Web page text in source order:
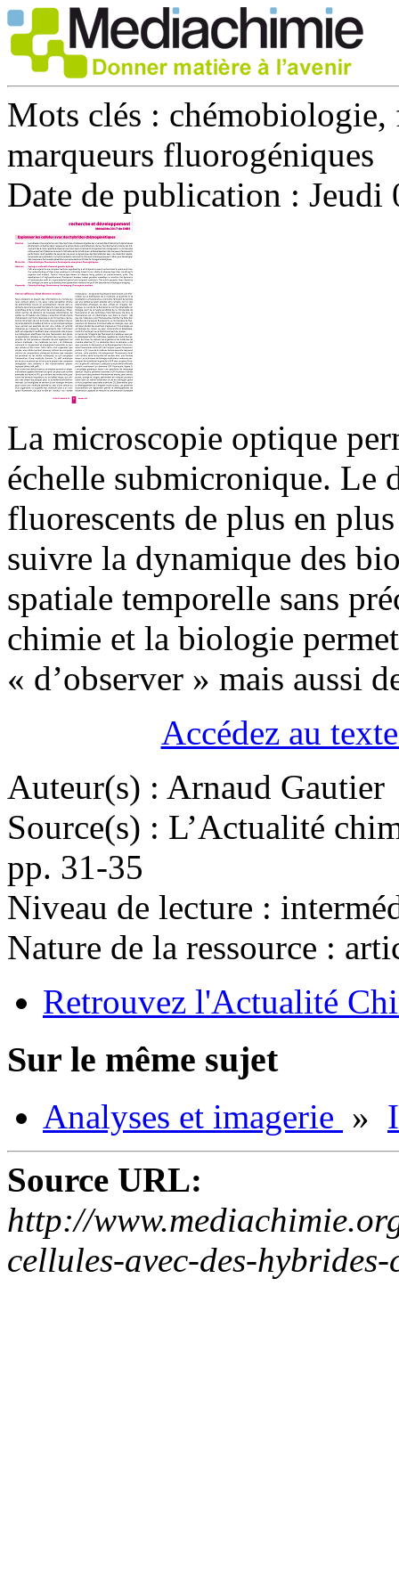
Mots clés : chémobiologie,
marqueurs fluorogéniques
Date de publication : Jeudi
La microscopie optique
échelle submicronique. Le
fluorescents de plus en
suivre la dynamique des
spatiale temporelle sans
chimie et la biologie
« d’observer » mais aussi
Accédez au
Auteur(s) : Arnaud Gautier
Source(s) : L’Actualité
pp. 31-35
Niveau de lecture :
Nature de la ressource :
Retrouvez l'Actualité
Sur le même sujet
Analyses et imagerie »
Source URL:
http://
cellules-avec-des-hybrides-